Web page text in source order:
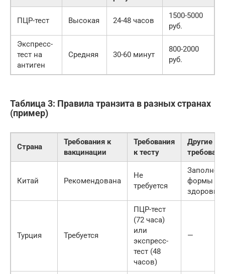
ПЦР-тест Высокая 24-48 часов
1500-5000
руб.
Экспресс-
тест на
антиген
Средняя 30-60 минут
800-2000
руб.
Таблица 3: Правила транзита в разных странах
(пример)
Страна
Требования к
вакцинации
Требования
к тесту
Другие
Китай Рекомендована
Не
требуется
формы
здоровья
Турция Требуется
ПЦР-тест
(72 часа)
или
экспресс-
тест (48
часов)
—